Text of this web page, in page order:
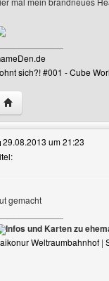
sich?! #001 - Cube
Website dieses
Profile anzeigen
29.08.2013 um 21:23
gemacht
Infos und Karten zu
Weltraumbahnhof |